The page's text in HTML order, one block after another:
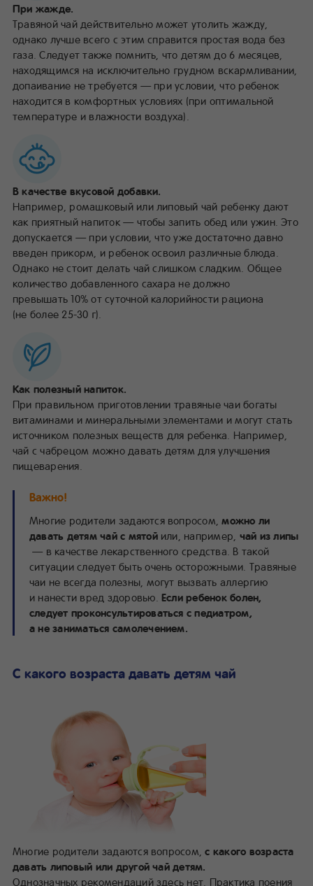
При жажде.
Травяной чай действительно может утолить жажду,
однако лучше всего с этим справится простая вода без
газа. Следует также помнить, что детям до 6 месяцев,
находящимся на исключительно грудном вскармливании,
допаивание не требуется — при условии, что ребенок
находится в комфортных условиях (при оптимальной
температуре и влажности воздуха).
В качестве вкусовой добавки.
Например, ромашковый или липовый чай ребенку дают
как приятный напиток — чтобы запить обед или ужин. Это
допускается — при условии, что уже достаточно давно
введен прикорм, и ребенок освоил различные блюда.
Однако не стоит делать чай слишком сладким. Общее
количество добавленного сахара не должно
превышать 10% от суточной калорийности рациона
(не более 25-30 г).
Как полезный напиток.
При правильном приготовлении травяные чаи богаты
витаминами и минеральными элементами и могут стать
источником полезных веществ для ребенка. Например,
чай с чабрецом можно давать детям для улучшения
пищеварения.
Важно!
Многие родители задаются вопросом,можно ли
давать детям чай с мятойили, например, чай из липы
— в качестве лекарственного средства. В такой
ситуации следует быть очень осторожными. Травяные
чаи не всегда полезны, могут вызвать аллергию
и нанести вред здоровью.Если ребенок болен,
следует проконсультироваться с педиатром,
а не заниматься самолечением.
С какого возраста давать детям чай
Многие родители задаются вопросом,с какого возраста
давать липовый или другой чай детям.
Однозначных рекомендаций здесь нет. Практика поения